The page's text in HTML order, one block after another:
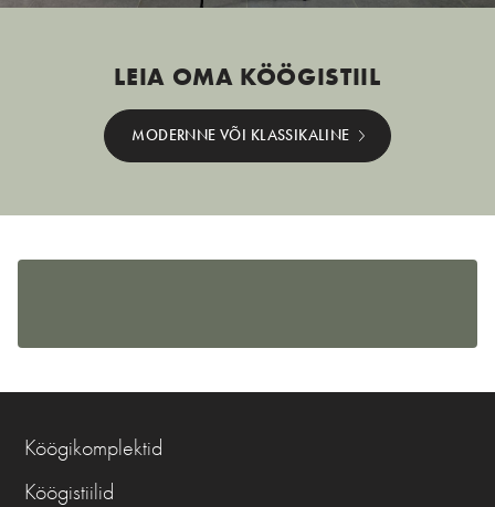
LEIA OMA KÖÖGISTIIL
MODERNNE VÕI KLASSIKALINE
Köögikomplektid
Köögistiilid